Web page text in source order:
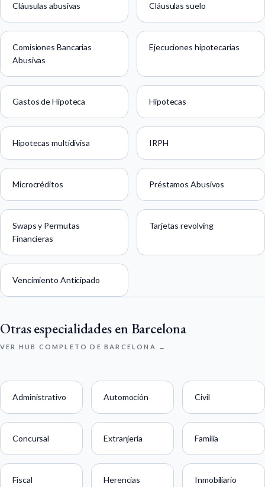
Cláusulas abusivas Cláusulas suelo
Comisiones Bancarias
Abusivas
Ejecuciones hipotecarias
Gastos de Hipoteca Hipotecas
Hipotecas multidivisa IRPH
Microcréditos Préstamos Abusivos
Swaps y Permutas
Financieras
Tarjetas revolving
Vencimiento Anticipado
Otras especialidades en Barcelona
VER HUB COMPLETO DE BARCELONA →
Administrativo Automoción Civil
Concursal Extranjería Familia
Fiscal Herencias Inmobiliario